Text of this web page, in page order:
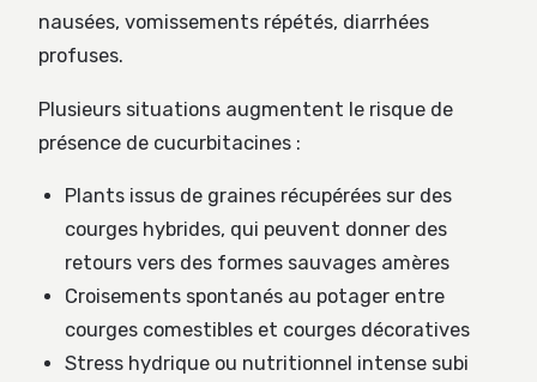
nausées, vomissements répétés, diarrhées
profuses.
Plusieurs situations augmentent le risque de
présence de cucurbitacines :
Plants issus de graines récupérées sur des
courges hybrides, qui peuvent donner des
retours vers des formes sauvages amères
Croisements spontanés au potager entre
courges comestibles et courges décoratives
Stress hydrique ou nutritionnel intense subi